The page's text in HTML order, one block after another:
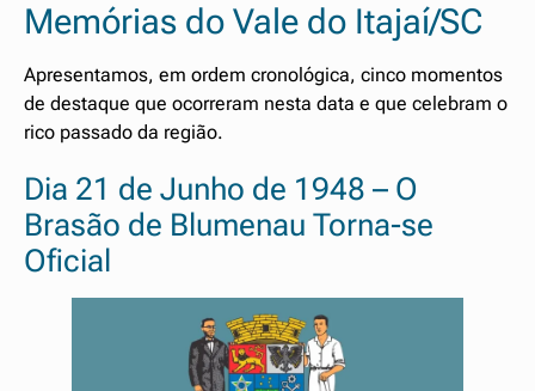
Memórias do Vale do Itajaí/SC
Apresentamos, em ordem cronológica, cinco momentos
de destaque que ocorreram nesta data e que celebram o
rico passado da região.
Dia 21 de Junho de 1948 – O
Brasão de Blumenau Torna-se
Oficial